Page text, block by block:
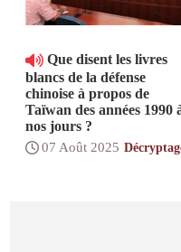
Que disent les livres
blancs de la défense
chinoise à propos de
Taïwan des années 1990
nos jours ?
07 Août 2025